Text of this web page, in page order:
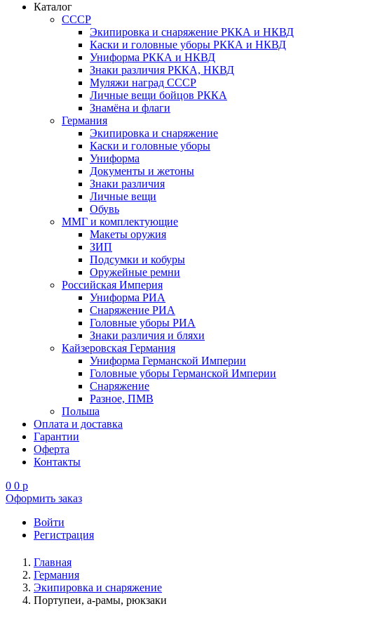
Каталог
СССР
Экипировка и снаряжение РККА и НКВД
Каски и головные уборы РККА и НКВД
Униформа РККА и НКВД
Знаки различия РККА, НКВД
Муляжи наград СССР
Личные вещи бойцов РККА
Знамёна и флаги
Германия
Экипировка и снаряжение
Каски и головные уборы
Униформа
Документы и жетоны
Знаки различия
Личные вещи
Обувь
ММГ и комплектующие
Макеты оружия
ЗИП
Подсумки и кобуры
Оружейные ремни
Российская Империя
Униформа РИА
Снаряжение РИА
Головные уборы РИА
Знаки различия и бляхи
Кайзеровская Германия
Униформа Германской Империи
Головные уборы Германской Империи
Снаряжение
Разное, ПМВ
Польша
Оплата и доставка
Гарантии
Оферта
Контакты
0 0 p
Оформить заказ
Войти
Регистрация
Главная
Германия
Экипировка и снаряжение
Портупеи, а-рамы, рюкзаки